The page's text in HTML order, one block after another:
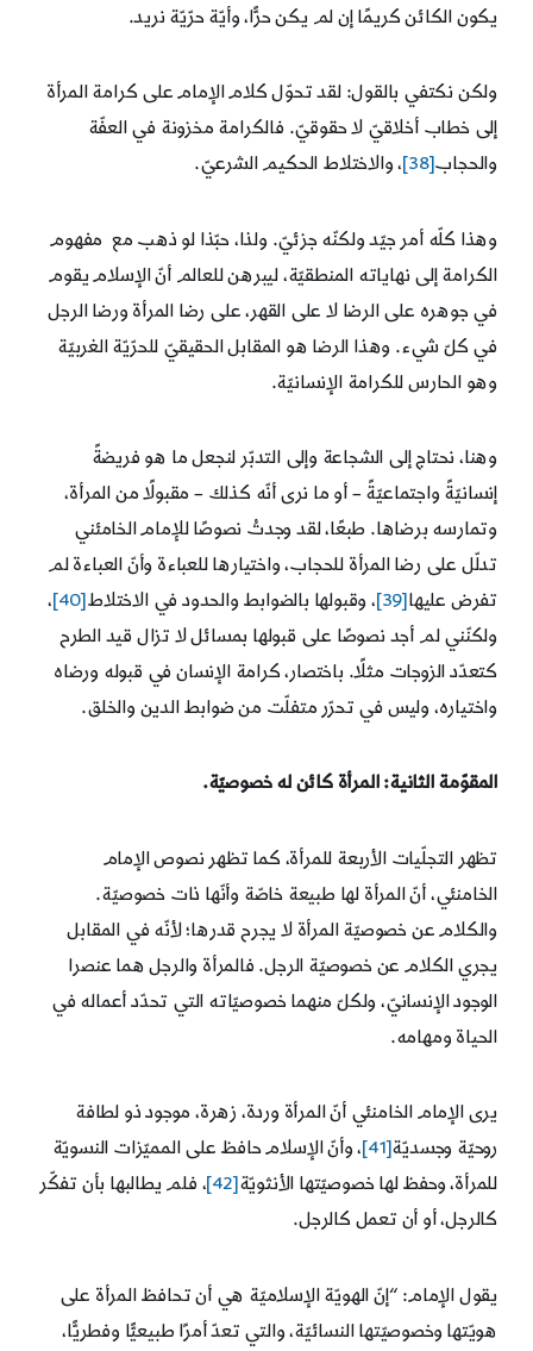
يكون الكائن كريمًا إن لم يكن حرًّا، وأيّة حرّيّة نريد.
ولكن نكتفي بالقول: لقد تحوّل كلام الإمام على كرامة المرأة
إلى خطاب أخلاقيّ لا حقوقيّ. فالكرامة مخزونة في العفّة
والحجاب[38] ، والاختلاط الحكيم الشرعيّ.
وهذا كلّه أمر جيّد ولكنّه جزئيّ. ولذا، حبّذا لو ذهب مع مفهوم
الكرامة إلى نهاياته المنطقيّة، ليبرهن للعالم أنّ الإسلام يقوم
في جوهره على الرضا لا على القهر، على رضا المرأة ورضا الرجل
في كلّ شيء. وهذا الرضا هو المقابل الحقيقيّ للحرّيّة الغربيّة
وهو الحارس للكرامة الإنسانيّة.
وهنا، نحتاج إلى الشجاعة وإلى التدبّر لنجعل ما هو فريضةً
إنسانيّةً واجتماعيّةً – أو ما نرى أنّه كذلك – مقبولًا من المرأة،
وتمارسه برضاها. طبعًا، لقد وجدتُ نصوصًا للإمام الخامئني
تدلّل على رضا المرأة للحجاب، واختيارها للعباءة وأنّ العباءة لم
تفرض عليها[39] ، وقبولها بالضوابط والحدود في الاختلاط[40]
،
ولكنّني لم أجد نصوصًا على قبولها بمسائل لا تزال قيد الطرح
كتعدّد الزوجات مثلًا. باختصار، كرامة الإنسان في قبوله ورضاه
واختياره، وليس في تحرّر متفلّت من ضوابط الدين والخلق.
المقوّمة الثانية: المرأة كائن له خصوصيّة.
تظهر التجلّيات الأربعة للمرأة، كما تظهر نصوص الإمام
الخامنئي، أنّ المرأة لها طبيعة خاصّة وأنّها ذات خصوصيّة.
والكلام عن خصوصيّة المرأة لا يجرح قدرها؛ لأنّه في المقابل
يجري الكلام عن خصوصيّة الرجل. فالمرأة والرجل هما عنصرا
الوجود الإنسانيّ، ولكلّ منهما خصوصيّاته التي تحدّد أعماله في
الحياة ومهامه.
يرى الإمام الخامنئي أنّ المرأة وردة، زهرة، موجود ذو لطافة
روحيّة وجسديّة[41]
، وأنّ الإسلام حافظ على المميّزات النسويّة
للمرأة، وحفظ لها خصوصيّتها الأنثويّة[42]
، فلم يطالبها بأن تفكّر
كالرجل، أو أن تعمل كالرجل.
يقول الإمام: “إنّ الهويّة الإسلاميّة هي أن تحافظ المرأة على
هويّتها وخصوصيّتها النسائيّة، والتي تعدّ أمرًا طبيعيًّا وفطريًّا،